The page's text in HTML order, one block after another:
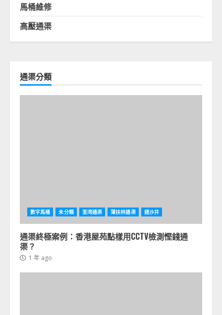
馬桶維修
高壓通渠
通渠分類
數字馬桶 未分類 荃湾通渠 薄扶林通渠 通沙井
通渠終極案例：香港屋苑點樣用CCTV檢測慳錢通
渠？
1 年 ago